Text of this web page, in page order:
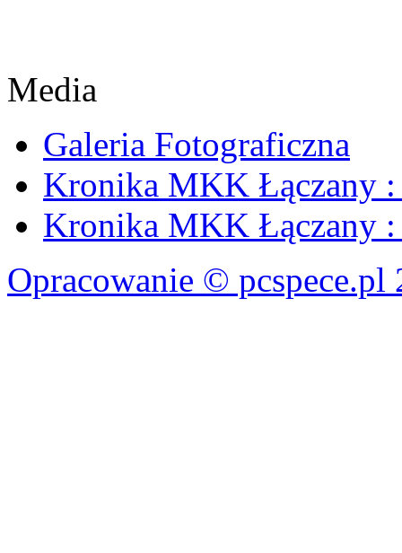
Media
Galeria Fotograficzna
Kronika MKK Łączany :
Kronika MKK Łączany :
Opracowanie © pcspece.pl